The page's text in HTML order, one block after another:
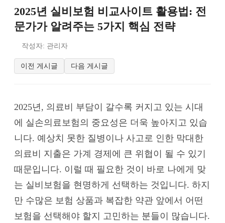
2025년 실비보험 비교사이트 활용법: 전
문가가 알려주는 5가지 핵심 전략
작성자: 관리자
이전 게시글 다음 게시글
2025년, 의료비 부담이 갈수록 커지고 있는 시대
에 실손의료보험의 중요성은 더욱 높아지고 있습
니다. 예상치 못한 질병이나 사고로 인한 막대한
의료비 지출은 가계 경제에 큰 위협이 될 수 있기
때문입니다. 이럴 때 필요한 것이 바로 나에게 맞
는 실비보험을 현명하게 선택하는 것입니다. 하지
만 수많은 보험 상품과 복잡한 약관 앞에서 어떤
보험을 선택해야 할지 고민하는 분들이 많습니다.